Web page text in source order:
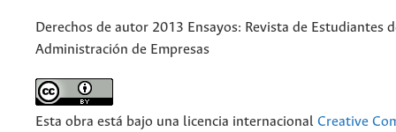
Derechos de autor 2013 Ensayos: Revista de Estudiantes
Administración de Empresas
Esta obra está bajo una licencia internacional Creative